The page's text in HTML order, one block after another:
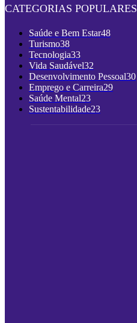
CATEGORIAS POPULARES
Saúde e Bem Estar48
Turismo38
Tecnologia33
Vida Saudável32
Desenvolvimento Pessoal30
Emprego e Carreira29
Saúde Mental23
Sustentabilidade23